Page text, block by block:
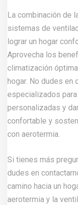
La combinación de
sistemas de
lograr un hogar
Aprovecha los
climatización
hogar. No dudes en
especializados
personalizadas y
confortable y
con aerotermia.
Si tienes más
dudes en
camino hacia un
aerotermia y la